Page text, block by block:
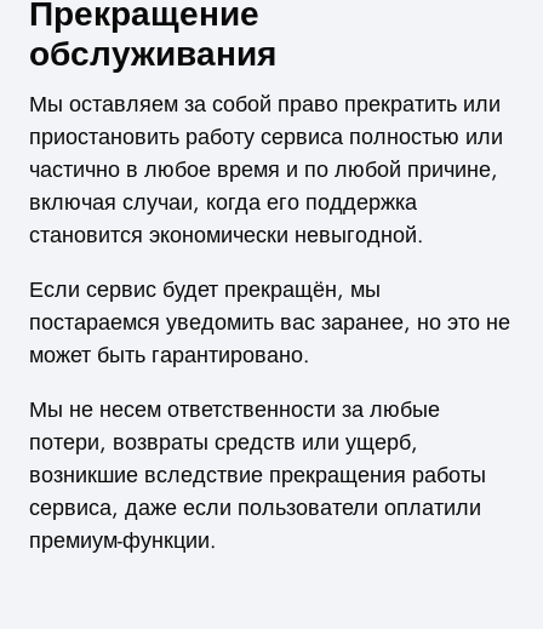
Прекращение
обслуживания
Мы оставляем за собой право прекратить или
приостановить работу сервиса полностью или
частично в любое время и по любой причине,
включая случаи, когда его поддержка
становится экономически невыгодной.
Если сервис будет прекращён, мы
постараемся уведомить вас заранее, но это не
может быть гарантировано.
Мы не несем ответственности за любые
потери, возвраты средств или ущерб,
возникшие вследствие прекращения работы
сервиса, даже если пользователи оплатили
премиум-функции.